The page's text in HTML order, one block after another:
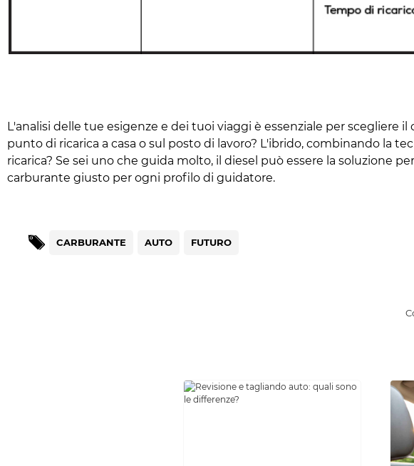
L'analisi delle tue esigenze e dei tuoi viaggi è essenziale per
punto di ricarica a casa o sul posto di lavoro? L'ibrido, combinando la
ricarica? Se sei uno che guida molto, il diesel può essere la soluzione
carburante giusto per ogni profilo di guidatore.
CARBURANTE AUTO FUTURO